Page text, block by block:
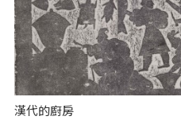
漢代的廚房